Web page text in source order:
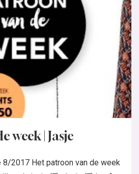
week | Jasje
2017 Het patroon van de week